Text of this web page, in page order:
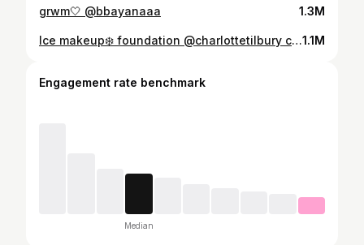
grwm🤍 @bbayanaaa 1.3M
Ice makeup❄️ foundation @charlottetilbury contour stick @anastasiabeverlyhills blush stick, concealer, eyeshadow, powder, lip liner, sparkle @sensulu.cosmeticss highlighter @rarebeauty1.1M
Engagement rate benchmark
Median